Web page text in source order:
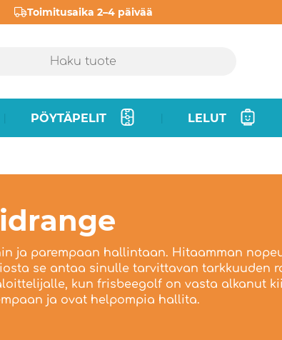
Toimitusaika 2–4 päivää
PÖYTÄPELIT LELUT
ja parempaan hallintaan. Hitaamman
se antaa sinulle tarvittavan tarkkuuden
kun frisbeegolf on vasta alkanut
ja ovat helpompia hallita.